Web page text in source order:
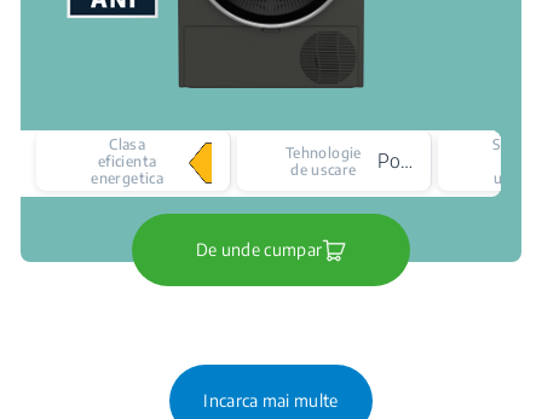
Clasa
eficienta
energetica
Tehnologie
de uscare
Pompa de caldura
Senzor
uscare
De unde cumpar
Incarca mai multe